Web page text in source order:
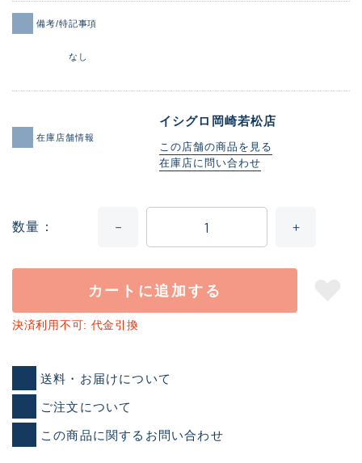
備考/特記事項
なし
在庫店舗情報
イシグロ岡崎若松店
この店舗の商品を見る
在庫店に問い合わせ
数量
カートに追加する
決済利用不可: 代金引換
送料・お届けについて
ご注文について
この商品に関するお問い合わせ